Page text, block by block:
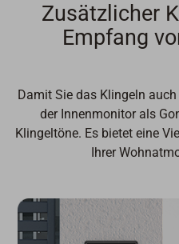
Zusätzlicher
Empfang
Damit Sie das Klingeln
der Innenmonitor als
Klingeltöne. Es bietet eine
Ihrer